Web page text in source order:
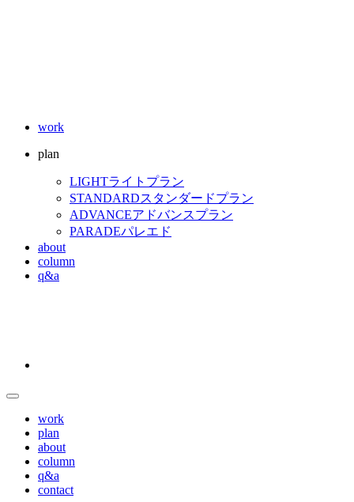
work
plan
LIGHTライトプラン
STANDARDスタンダードプラン
ADVANCEアドバンスプラン
PARADEパレエド
about
column
q&a
work
plan
about
column
q&a
contact